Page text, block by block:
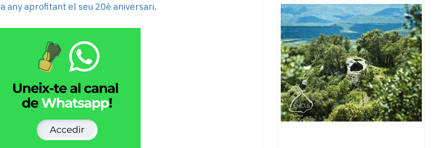
any aprofitant el seu 20è aniversari.